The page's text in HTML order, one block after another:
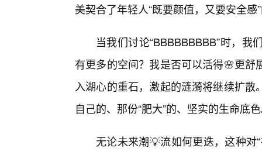
美契合了年轻人“既要颜值，又要安全感
当我们讨论“BBBBBBBBB”时，
有更多的空间？我是否可以活得🌸更
入湖心的重石，激起的涟漪将继续扩
自己的、那份“肥大”的、坚实的生命底
无论未来潮💡流如何更迭，这种对